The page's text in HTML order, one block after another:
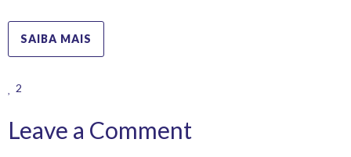
SAIBA MAIS
2
Leave a Comment